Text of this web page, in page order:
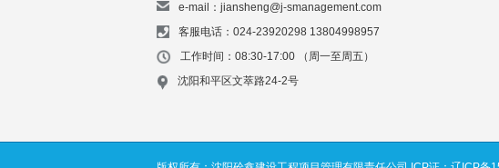
e-mail：jiansheng@j-smanagement.com
客服电话：024-23920298 13804998957
工作时间：08:30-17:00 （周一至周五）
沈阳和平区文萃路24-2号